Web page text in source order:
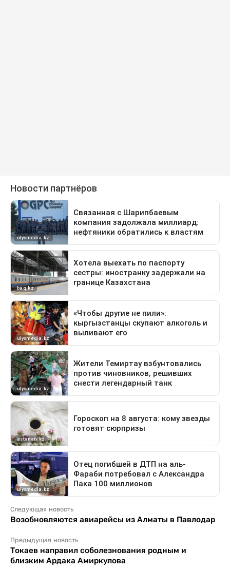
Следующая новость
Возобновляются авиарейсы из Алматы в Павлодар
Предыдущая новость
Токаев направил соболезнования родным и
близким Ардака Амиркулова